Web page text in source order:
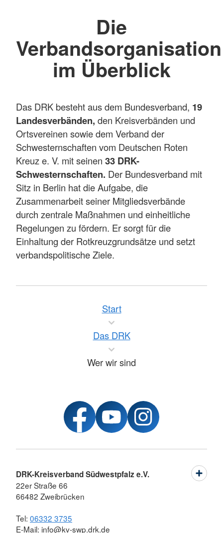
Die
Verbandsorganisation
im Überblick
Das DRK besteht aus dem Bundesverband, 19
Landesverbänden, den Kreisverbänden und
Ortsvereinen sowie dem Verband der
Schwesternschaften vom Deutschen Roten
Kreuz e. V. mit seinen 33 DRK-
Schwesternschaften. Der Bundesverband mit
Sitz in Berlin hat die Aufgabe, die
Zusammenarbeit seiner Mitgliedsverbände
durch zentrale Maßnahmen und einheitliche
Regelungen zu fördern. Er sorgt für die
Einhaltung der Rotkreuzgrundsätze und setzt
verbandspolitische Ziele.
Start
Das DRK
Wer wir sind
DRK-Kreisverband Südwestpfalz e.V.
22er Straße 66
66482 Zweibrücken
Tel: 06332 3735
E-Mail: info@kv-swp.drk.de